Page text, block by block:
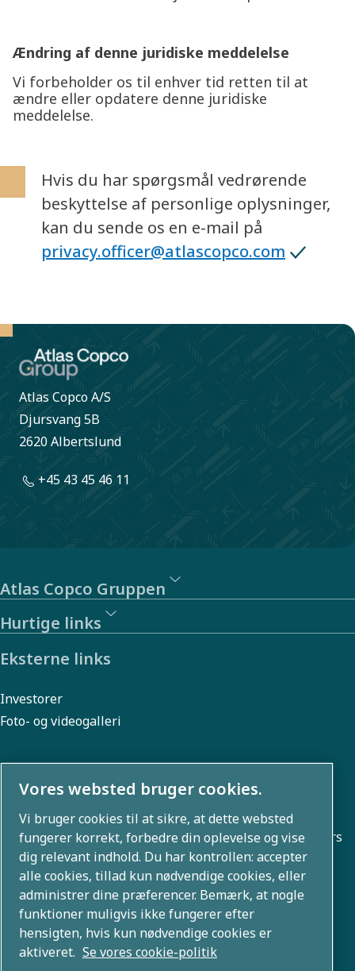
Ændring af denne juridiske meddelelse
Vi forbeholder os til enhver tid retten til at
ændre eller opdatere denne juridiske
meddelelse.
Hvis du har spørgsmål vedrørende
beskyttelse af personlige oplysninger,
kan du sende os en e-mail på
privacy.officer@atlascopco.com
Atlas Copco A/S
Djursvang 5B
2620 Albertslund
+45 43 45 46 11
Atlas Copco Gruppen
Hurtige links
Eksterne links
Investorer
Foto- og videogalleri
Om os
Atlas Copco Group udvikler innovative løsninger på tværs
af forretningsområder, herunder luftkompressions-,
vakuum-, industri- og kraftteknologier. Med en global
portefølje af 80+ brands muliggør vi teknologi, der
transformerer fremtiden.
Vores websted bruger cookies.
Vi bruger cookies til at sikre, at dette websted
fungerer korrekt, forbedre din oplevelse og vise
dig relevant indhold. Du har kontrollen: accepter
alle cookies, tillad kun nødvendige cookies, eller
administrer dine præferencer. Bemærk, at nogle
funktioner muligvis ikke fungerer efter
hensigten, hvis kun nødvendige cookies er
aktiveret. Se vores cookie-politik